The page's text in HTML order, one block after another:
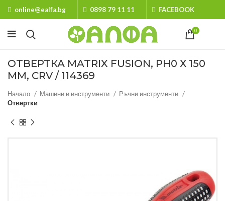
online@ealfa.bg 0898 79 11 11 FACEBOOK
0
ОТВЕРТКА MATRIX FUSION, PH0 Х 150
ММ, CRV / 114369
Начало Машини и инструменти
Ръчни инструменти
Отвертки